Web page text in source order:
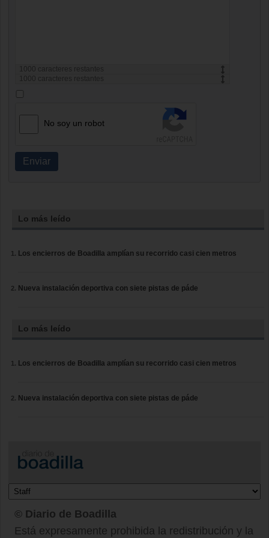
caracteres restantes
caracteres restantes
No soy un robot
Enviar
Lo más leído
Los encierros de Boadilla amplían su recorrido casi cien metros
Nueva instalación deportiva con siete pistas de páde
Lo más leído
Los encierros de Boadilla amplían su recorrido casi cien metros
Nueva instalación deportiva con siete pistas de páde
© Diario de Boadilla
Está expresamente prohibida la redistribución y la